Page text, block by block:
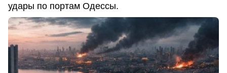
удары по портам Одессы.